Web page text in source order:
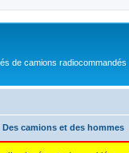
de camions radiocommandés
Des camions et des hommes